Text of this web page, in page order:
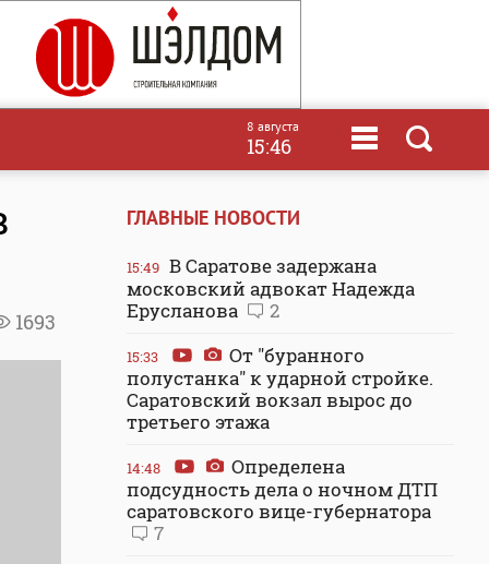
8 августа
15:46
1693
ГЛАВНЫЕ НОВОСТИ
15:49 В Саратове задержана
московский адвокат Надежда
Ерусланова
2
15:33
От "буранного
полустанка" к ударной стройке.
Саратовский вокзал вырос до
третьего этажа
14:48
Определена
подсудность дела о ночном ДТП
саратовского вице-губернатора
7